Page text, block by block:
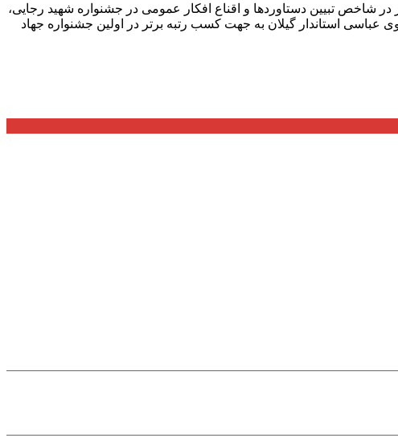
تبیین دستاوردها و اقناع افکار عمومی در جشنواره شهید رجایی،
استاندار گیلان به جهت کسب رتبه برتر در اولین جشنواره جهاد